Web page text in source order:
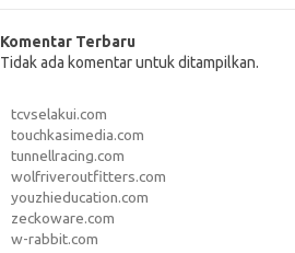
Komentar Terbaru
Tidak ada komentar untuk ditampilkan.
tcvselakui.com
touchkasimedia.com
tunnellracing.com
wolfriveroutfitters.com
youzhieducation.com
zeckoware.com
w-rabbit.com